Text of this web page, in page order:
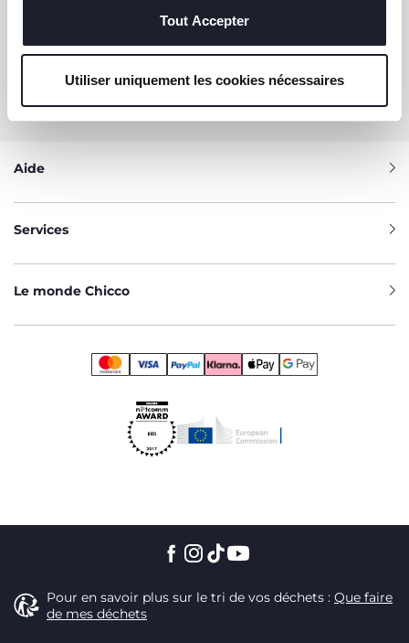
Tout Accepter
Utiliser uniquement les cookies nécessaires
VOUS-AVEZ BESOIN DE NOUS
CONTACTER ?
0809 542 125
Aide
Services
Le monde Chicco
Pour en savoir plus sur le tri de vos déchets : Que faire
de mes déchets